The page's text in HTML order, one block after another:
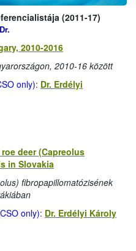
(2011-17)
2010-2016
2010-16 között
only): Dr. Erdélyi
deer (Capreolus
in Slovakia
fibropapillomatózisének
only): Dr. Erdélyi Károly